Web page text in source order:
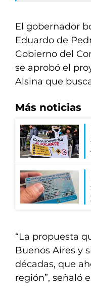
El gobernador
Eduardo de
Gobierno del
se aprobó el
Alsina que
Más noticias
“La propuesta
Buenos Aires y
décadas, que
región”, señaló